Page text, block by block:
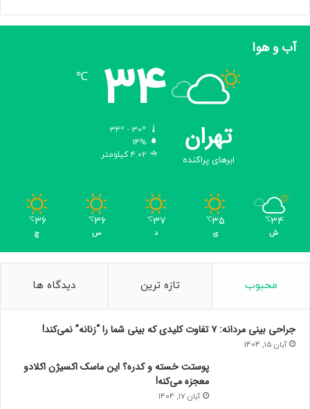
آب و هوا
تهران
ابرهای پراکنده
34
℃
14%
4.02 کیلومتر
34
℃
ش
35
℃
ی
37
℃
د
36
℃
س
36
℃
چ
محبوب تازه ترین دیدگاه ها
جراحی بینی مردانه: ۷ تفاوت کلیدی که بینی شما را “زنانه” نمی‌کند!
آبان 15, 1404
پوستت خسته و کدره؟ این ماسک اکسیژن اکلادو
معجزه می‌کنه!
آبان 17, 1404